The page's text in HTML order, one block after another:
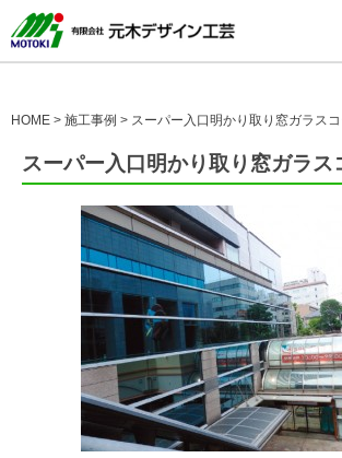
HOME > 施工事例 > スーパー入口明かり取り窓ガラス
スーパー入口明かり取り窓ガラス